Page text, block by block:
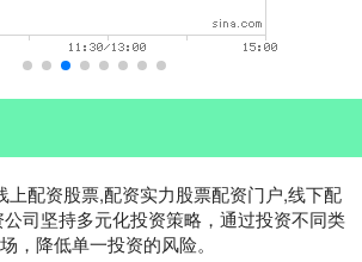
上配资股票,配资实力股票配资门户,线下配
司坚持多元化投资策略，通过投资不同类
，降低单一投资的风险。